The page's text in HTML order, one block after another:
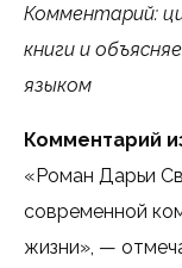
Комментарий:
книги и
языком
Комментарий
«Роман Дарьи
современной
жизни», —